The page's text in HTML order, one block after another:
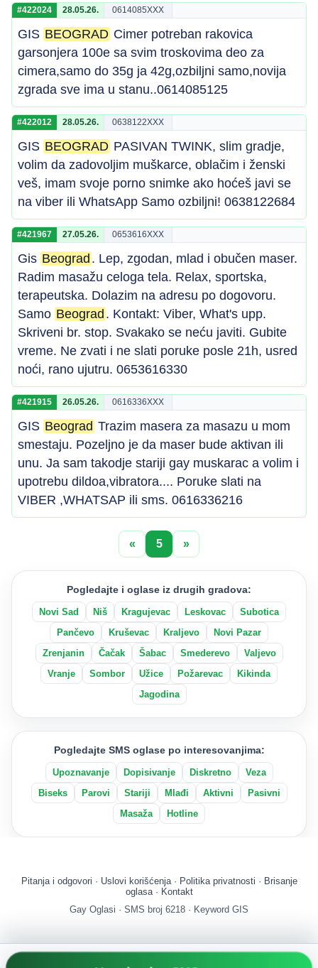
#422024 28.05.26. 0614085XXX
GIS BEOGRAD Cimer potreban rakovica
garsonjera 100e sa svim troskovima deo za
cimera,samo do 35g ja 42g,ozbiljni samo,novija
zgrada sve ima u stanu..0614085125
#422012 28.05.26. 0638122XXX
GIS BEOGRAD PASIVAN TWINK, slim gradje,
volim da zadovoljim muškarce, oblačim i ženski
veš, imam svoje porno snimke ako hoćeš javi se
na viber ili WhatsApp Samo ozbiljni! 0638122684
#421967 27.05.26. 0653616XXX
Gis Beograd . Lep, zgodan, mlad i obučen maser.
Radim masažu celoga tela. Relax, sportska,
terapeutska. Dolazim na adresu po dogovoru.
Samo Beograd . Kontakt: Viber, What's upp.
Skriveni br. stop. Svakako se neću javiti. Gubite
vreme. Ne zvati i ne slati poruke posle 21h, usred
noći, rano ujutru. 0653616330
#421915 26.05.26. 0616336XXX
GIS Beograd Trazim masera za masazu u mom
smestaju. Pozeljno je da maser bude aktivan ili
unu. Ja sam takodje stariji gay muskarac a volim i
upotrebu dildoa,vibratora.... Poruke slati na
VIBER ,WHATSAP ili sms. 0616336216
« 5 »
Pogledajte i oglase iz drugih gradova:
Novi Sad Niš Kragujevac Leskovac
Subotica
Pančevo
Kruševac Kraljevo
Novi Pazar
Zrenjanin
Čačak Šabac Smederevo
Valjevo
Vranje
Sombor Užice Požarevac
Kikinda
Jagodina
Pogledajte SMS oglase po interesovanjima:
Upoznavanje Dopisivanje Diskretno
Veza
Biseks
Parovi Stariji Mlađi Aktivni
Pasivni
Masaža
Hotline
Pitanja i odgovori · Uslovi korišćenja· Politika privatnosti · Brisanje
oglasa· Kontakt
Gay Oglasi · SMS broj 6218 · Keyword GIS